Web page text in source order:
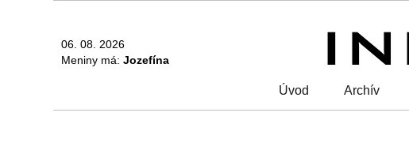
06. 08. 2026
Meniny má: Jozefína
Úvod Archív